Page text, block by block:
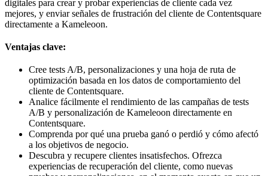
digitales para crear y probar experiencias de cliente cada vez
mejores, y enviar señales de frustración del cliente de Contentsquare
directamente a Kameleoon.
Ventajas clave:
Cree tests A/B, personalizaciones y una hoja de ruta de
optimización basada en los datos de comportamiento del
cliente de Contentsquare.
Analice fácilmente el rendimiento de las campañas de tests
A/B y personalización de Kameleoon directamente en
Contentsquare.
Comprenda por qué una prueba ganó o perdió y cómo afectó
a los objetivos de negocio.
Descubra y recupere clientes insatisfechos. Ofrezca
experiencias de recuperación del cliente, como nuevas